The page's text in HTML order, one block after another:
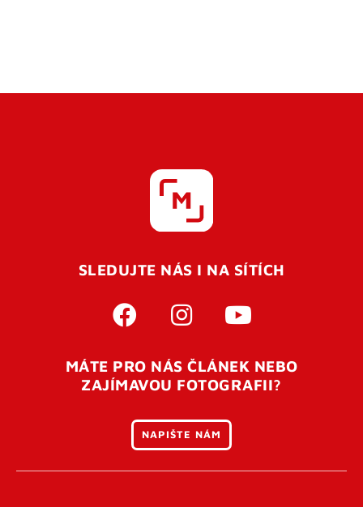
SLEDUJTE NÁS I NA SÍTÍCH
MÁTE PRO NÁS ČLÁNEK NEBO
ZAJÍMAVOU FOTOGRAFII?
NAPIŠTE NÁM